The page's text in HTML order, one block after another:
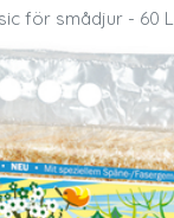
för smådjur - 60 L